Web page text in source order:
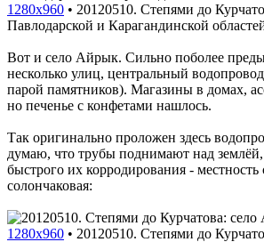
1280x960 • 20120510. Степями до
Павлодарской и Карагандинской
Вот и село Айрык. Сильно поболее
несколько улиц, центральный
парой памятников). Магазины в домах,
но печенье с конфетами нашлось.
Так оригинально проложен здесь
думаю, что трубы поднимают над
быстрого их корродирования - местность
солончаковая:
1280x960 • 20120510. Степями до